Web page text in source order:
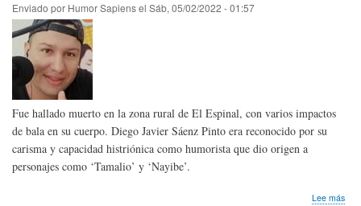
Enviado por Humor Sapiensel Sáb, 05/02/2022 - 01:57
Fue hallado muerto en la zona rural de El Espinal, con varios impactos
de bala en su cuerpo. Diego Javier Sáenz Pinto era reconocido por su
carisma y capacidad histriónica como humorista que dio origen a
personajes como ‘Tamalio’ y ‘Nayibe’.
Lee más